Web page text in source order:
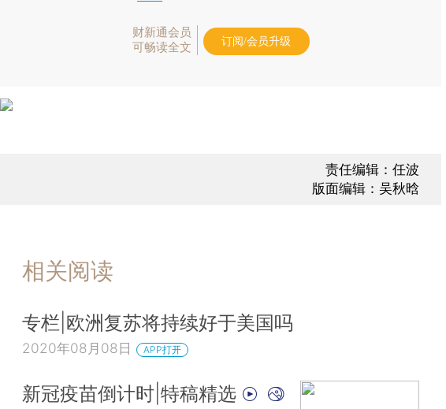
财新通会员
可畅读全文
订阅/会员升级
责任编辑：任波
版面编辑：吴秋晗
相关阅读
专栏|欧洲复苏将持续好于美国吗
2020年08月08日 APP打开
新冠疫苗倒计时|特稿精选